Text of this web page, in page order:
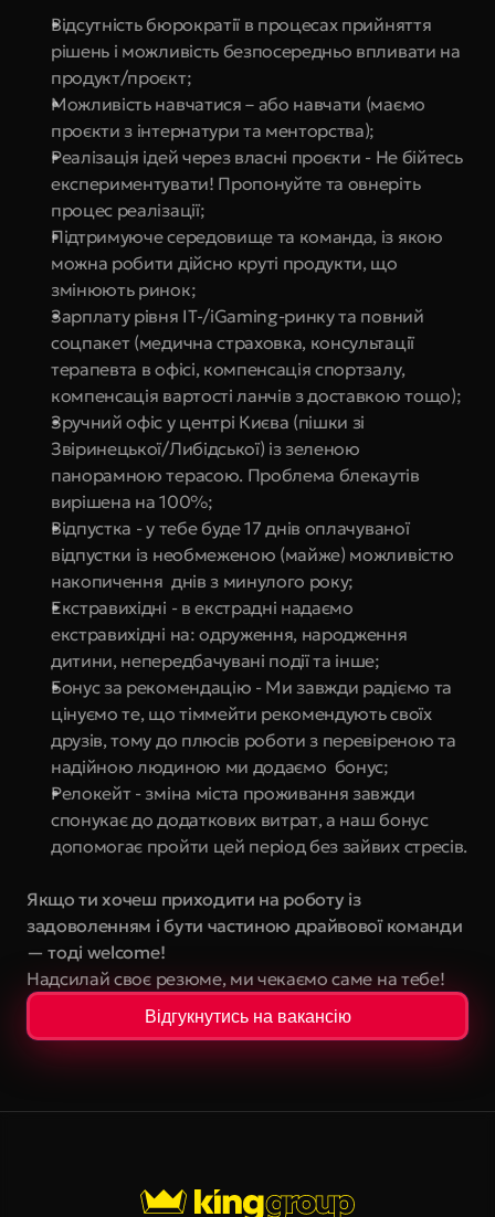
Відсутність бюрократії в процесах прийняття
рішень і можливість безпосередньо впливати на
продукт/проєкт;
Можливість навчатися – або навчати (маємо
проєкти з інтернатури та менторства);
Реалізація ідей через власні проєкти - Не бійтесь
експериментувати! Пропонуйте та овнеріть
процес реалізації;
Підтримуюче середовище та команда, із якою
можна робити дійсно круті продукти, що
змінюють ринок;
Зарплату рівня IT-/iGaming-ринку та повний
соцпакет (медична страховка, консультації
терапевта в офісі, компенсація спортзалу,
компенсація вартості ланчів з доставкою тощо);
Зручний офіс у центрі Києва (пішки зі
Звіринецької/Либідської) із зеленою
панорамною терасою. Проблема блекаутів
вирішена на 100%;
Відпустка - у тебе буде 17 днів оплачуваної
відпустки із необмеженою (майже) можливістю
накопичення  днів з минулого року;
Екстравихідні - в екстрадні надаємо
екстравихідні на: одруження, народження
дитини, непередбачувані події та інше;
Бонус за рекомендацію - Ми завжди радіємо та
цінуємо те, що тіммейти рекомендують своїх
друзів, тому до плюсів роботи з перевіреною та
надійною людиною ми додаємо  бонус;
Релокейт - зміна міста проживання завжди
спонукає до додаткових витрат, а наш бонус
допомогає пройти цей період без зайвих стресів.
Якщо ти хочеш приходити на роботу із
задоволенням і бути частиною драйвової команди
— тоді welcome!
Надсилай своє резюме, ми чекаємо саме на тебе!
Відгукнутись на вакансію